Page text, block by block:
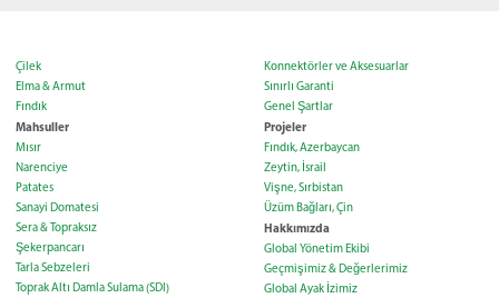
Çilek
Elma & Armut
Fındık
Mahsuller
Mısır
Narenciye
Patates
Sanayi Domatesi
Sera & Topraksız
Şekerpancarı
Tarla Sebzeleri
Toprak Altı Damla Sulama (SDI)
Konnektörler ve Aksesuarlar
Sınırlı Garanti
Genel Şartlar
Projeler
Fındık, Azerbaycan
Zeytin, İsrail
Vişne, Sırbistan
Üzüm Bağları, Çin
Hakkımızda
Global Yönetim Ekibi
Geçmişimiz & Değerlerimiz
Global Ayak İzimiz